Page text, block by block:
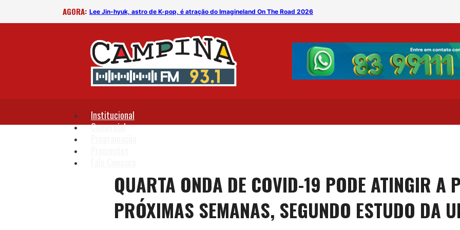
AGORA: Lee Jin-hyuk, astro de K-pop, é atração do Imagineland On The Road 2026 Banda Silêncio leva
Institucional
Comercial
QUARTA ONDA DE COVID-19 PODE ATINGIR A
PRÓXIMAS SEMANAS, SEGUNDO ESTUDO DA